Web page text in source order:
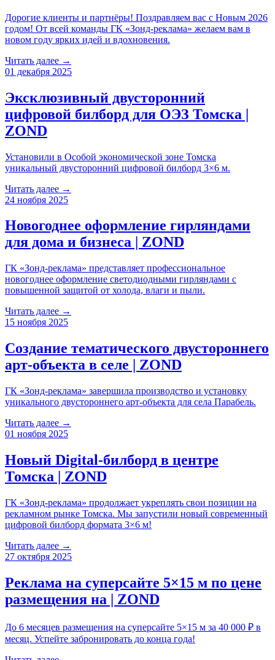
Дорогие клиенты и партнёры! Поздравляем вас с Новым 2026
годом! От всей команды ГК «Зонд-реклама» желаем вам в
новом году ярких идей и вдохновения.
Читать далее →
01 декабря 2025
Эксклюзивный двусторонний
цифровой билборд для ОЭЗ Томска |
ZOND
Установили в Особой экономической зоне Томска
уникальный двусторонний цифровой билборд 3×6 м.
Читать далее →
24 ноября 2025
Новогоднее оформление гирляндами
для дома и бизнеса | ZOND
ГК «Зонд-реклама» представляет профессиональное
новогоднее оформление светодиодными гирляндами с
повышенной защитой от холода, влаги и пыли.
Читать далее →
15 ноября 2025
Создание тематического двустороннего
арт-объекта в селе | ZOND
ГК «Зонд-реклама» завершила производство и установку
уникального двустороннего арт-объекта для села Парабель.
Читать далее →
01 ноября 2025
Новый Digital-билборд в центре
Томска | ZOND
ГК «Зонд-реклама» продолжает укреплять свои позиции на
рекламном рынке Томска. Мы запустили новый современный
цифровой билборд формата 3×6 м!
Читать далее →
27 октября 2025
Реклама на суперсайте 5×15 м по цене
размещения на | ZOND
До 6 месяцев размещения на суперсайте 5×15 м за 40 000 ₽ в
месяц. Успейте забронировать до конца года!